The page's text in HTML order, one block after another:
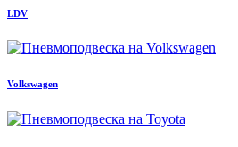
LDV
Volkswagen